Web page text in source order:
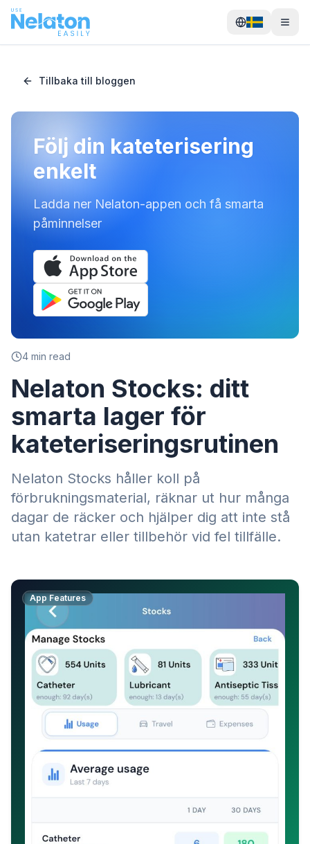
Tillbaka till bloggen
Följ din kateterisering
enkelt
Ladda ner Nelaton-appen och få smarta
påminnelser
4 min read
Nelaton Stocks: ditt
smarta lager för
kateteriseringsrutinen
Nelaton Stocks håller koll på
förbrukningsmaterial, räknar ut hur många
dagar de räcker och hjälper dig att inte stå
utan katetrar eller tillbehör vid fel tillfälle.
App Features